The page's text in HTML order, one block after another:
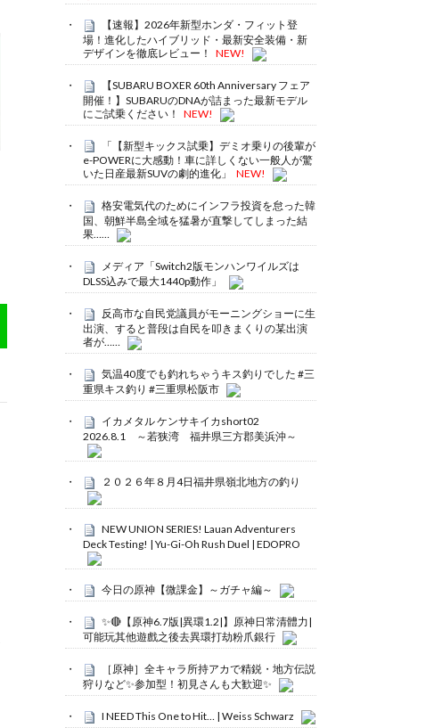
【速報】2026年新型ホンダ・フィット登
場！進化したハイブリッド・最新安全装備・新
デザインを徹底レビュー！
NEW!
【SUBARU BOXER 60th Anniversary フェア
開催！】SUBARUのDNAが詰まった最新モデル
にご試乗ください！
NEW!
「【新型キックス試乗】デミオ乗りの後輩が
e-POWERに大感動！車に詳しくない一般人が驚
いた日産最新SUVの劇的進化」
NEW!
格安電気代のためにインフラ投資を怠った韓
国、朝鮮半島全域を猛暑が直撃してしまった結
果……
メディア「Switch2版モンハンワイルズは
DLSS込みで最大1440p動作」
反高市な自民党議員がモーニングショーに生
出演、すると普段は自民を叩きまくりの某出演
者が……
気温40度でも釣れちゃうキス釣りでした #三
重県キス釣り #三重県松阪市
イカメタル ケンサキイカshort02
2026.8.1 ～若狭湾 福井県三方郡美浜沖～
２０２６年８月4日福井県嶺北地方の釣り
NEW UNION SERIES! Lauan Adventurers
Deck Testing! | Yu-Gi-Oh Rush Duel | EDOPRO
今日の原神【微課金】～ガチャ編～
✨🔴【原神6.7版|異環1.2|】原神日常清體力|
可能玩其他遊戲之後去異環打劫粉爪銀行
［原神］全キャラ所持アカで精鋭・地方伝説
狩りなど✨参加型！初見さんも大歓迎✨
I NEED This One to Hit… | Weiss Schwarz